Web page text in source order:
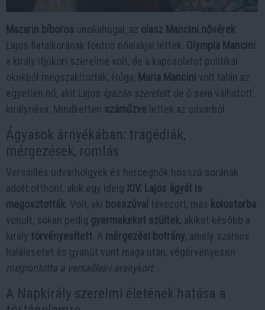
Mazarin bíboros unokahúgai, az olasz Mancini nővérek
Lajos fiatalkorának fontos nőalakjai lettek. Olympia Mancini
a király ifjúkori szerelme volt, de a kapcsolatot politikai
okokból megszakították. Húga, Maria Mancini volt talán az
egyetlen nő, akit Lajos igazán szeretett, de ő sem válhatott
királynévá. Mindketten száműzve lettek az udvarból.
Ágyasok árnyékában: tragédiák,
mérgezések, romlás
Versailles udvarhölgyek és hercegnők hosszú sorának
adott otthont, akik egy ideig XIV. Lajos ágyát is
megosztották . Volt, aki bosszúval távozott, más kolostorba
vonult, sokan pedig gyermekeket szültek, akiket később a
király törvényesített . A mérgezési botrány, amely számos
halálesetet és gyanút vont maga után, végérvényesen
megrontotta a versailles-i aranykort.
A Napkirály szerelmi életének hatása a